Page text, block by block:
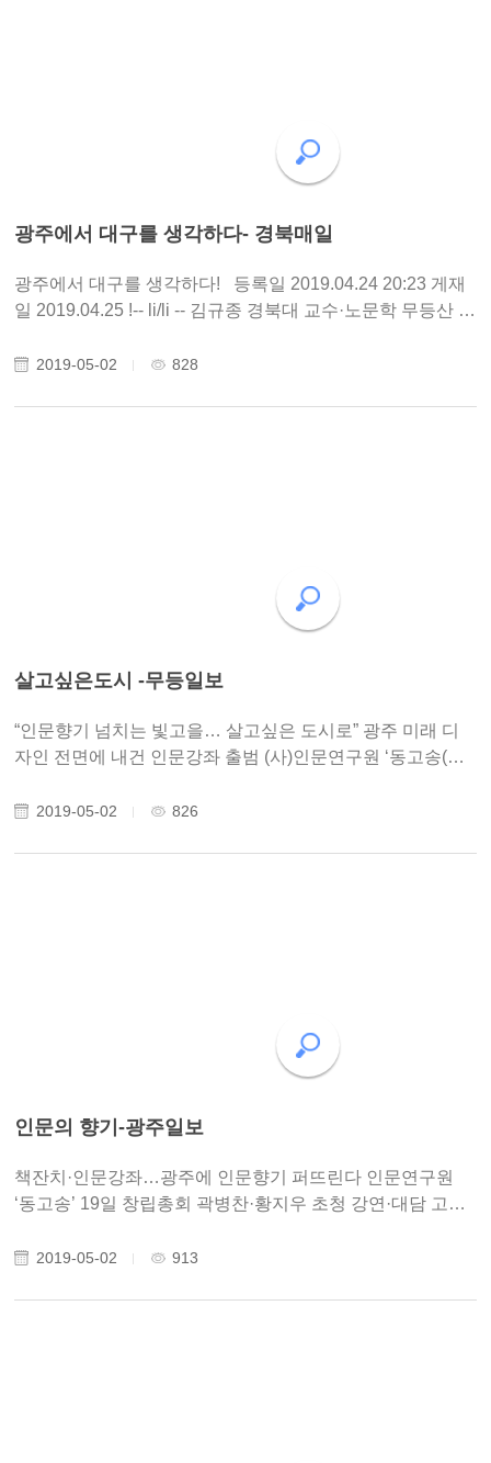
광주에서 대구를 생각하다- 경북매일
광주에서 대구를 생각하다! 등록일 2019.04.24 20:23 게재
일 2019.04.25 !-- li/li -- 김규종 경북대 교수·노문학 무등산 자
와 전남대 교환교수제에 따라 광주에서 1년을..
2019-05-02 828
살고싶은도시 -무등일보
“인문향기 넘치는 빛고을… 살고싶은 도시로” 광주 미래 디
자인 전면에 내건 인문강좌 출범 (사)인문연구원 ‘동고송(冬
어 대중강좌·인문교육·연구·출판·명사초청 등 입력시간 :
2019-05-02 826
인문의 향기-광주일보
책잔치·인문강좌…광주에 인문향기 퍼뜨린다 인문연구원
‘동고송’ 19일 창립총회 곽병찬·황지우 초청 강연·대담 고전
8년전 광주시 북구 일곡동 작은 공간에 다양한 계층..
2019-05-02 913